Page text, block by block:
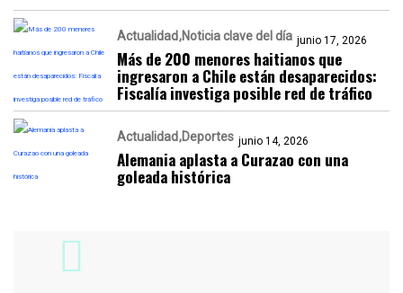
Actualidad Noticia clave del día junio 17, 2026
Más de 200 menores haitianos que
ingresaron a Chile están desaparecidos:
Fiscalía investiga posible red de tráfico
Actualidad Deportes junio 14, 2026
Alemania aplasta a Curazao con una
goleada histórica